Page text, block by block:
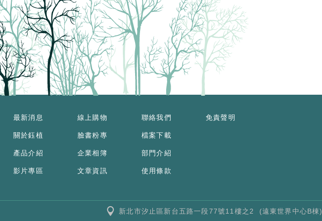
最新消息
關於鈺植
產品介紹
影片專區
線上購物
臉書粉專
企業相簿
文章資訊
聯絡我們
檔案下載
部門介紹
使用條款
免責聲明
新北市汐止區新台五路一段77號11樓之2 (遠東世界中心B棟)